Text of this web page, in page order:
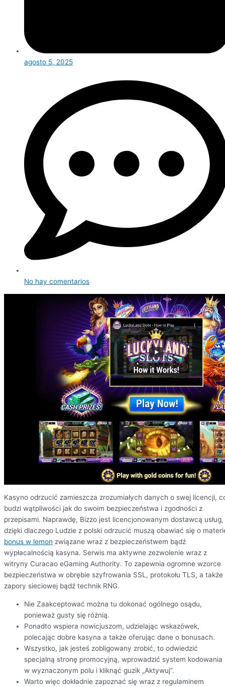
agosto 5, 2025
No hay comentarios
Kasyno odrzucić zamieszcza zrozumiałych danych o swej licencji,
budzi wątpliwości jak do swoim bezpieczeństwa i zgodności z
przepisami. Naprawdę, Bizzo jest licencjonowanym dostawcą usług,
dzięki dlaczego Ludzie z polski odrzucić muszą obawiać się o
bonus w lemon związane wraz z bezpieczeństwem bądź
wypłacalnością kasyna. Serwis ma aktywne zezwolenie wraz z
witryny Curacao eGaming Authority. To zapewnia ogromne wzorce
bezpieczeństwa w obrębie szyfrowania SSL, protokołu TLS, a także
zapory sieciowej bądź technik RNG.
Nie Zaakceptować można tu dokonać ogólnego osądu,
ponieważ gusty się różnią.
Ponadto wspiera nowicjuszom, udzielając wskazówek,
polecając dobre kasyna a także oferując dane o bonusach.
Wszystko, jak jesteś zobligowany zrobić, to odwiedzić
specjalną stronę promocyjną, wprowadzić system kodowania
w wyznaczonym polu i kliknąć guzik „Aktywuj”.
Warto więc dokładnie zapoznać się wraz z regulaminem